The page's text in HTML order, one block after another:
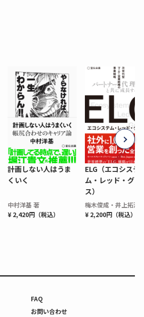
計画しない人はうま
くいく
中村洋基 著
¥ 2,420円（税込）
ELG（エコシステ
ム・レッド・グロ
ス）
梅木俊成・井上拓海
¥ 2,200円（税込）
FAQ
お問い合わせ